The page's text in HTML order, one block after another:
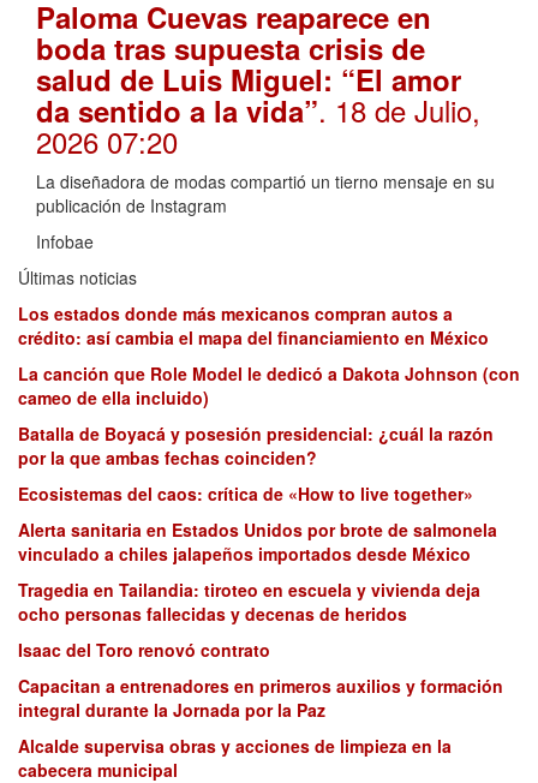
Paloma Cuevas reaparece en
boda tras supuesta crisis de
salud de Luis Miguel: “El amor
da sentido a la vida”. 18 de Julio,
2026 07:20
La diseñadora de modas compartió un tierno mensaje en su
publicación de Instagram
Infobae
Últimas noticias
Los estados donde más mexicanos compran autos a
crédito: así cambia el mapa del financiamiento en México
La canción que Role Model le dedicó a Dakota Johnson (con
cameo de ella incluido)
Batalla de Boyacá y posesión presidencial: ¿cuál la razón
por la que ambas fechas coinciden?
Ecosistemas del caos: crítica de «How to live together»
Alerta sanitaria en Estados Unidos por brote de salmonela
vinculado a chiles jalapeños importados desde México
Tragedia en Tailandia: tiroteo en escuela y vivienda deja
ocho personas fallecidas y decenas de heridos
Isaac del Toro renovó contrato
Capacitan a entrenadores en primeros auxilios y formación
integral durante la Jornada por la Paz
Alcalde supervisa obras y acciones de limpieza en la
cabecera municipal